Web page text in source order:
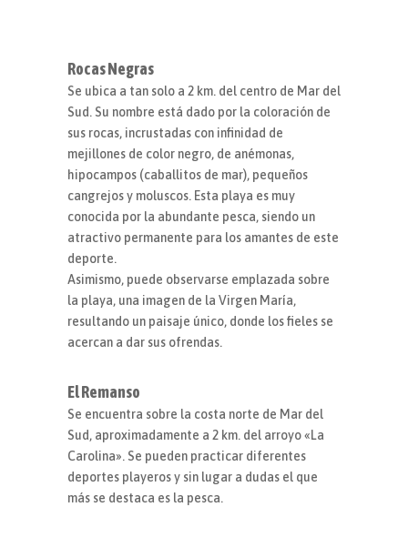
Rocas Negras
Se ubica a tan solo a 2 km. del centro de Mar del
Sud. Su nombre está dado por la coloración de
sus rocas, incrustadas con infinidad de
mejillones de color negro, de anémonas,
hipocampos (caballitos de mar), pequeños
cangrejos y moluscos. Esta playa es muy
conocida por la abundante pesca, siendo un
atractivo permanente para los amantes de este
deporte.
Asimismo, puede observarse emplazada sobre
la playa, una imagen de la Virgen María,
resultando un paisaje único, donde los fieles se
acercan a dar sus ofrendas.
El Remanso
Se encuentra sobre la costa norte de Mar del
Sud, aproximadamente a 2 km. del arroyo «La
Carolina». Se pueden practicar diferentes
deportes playeros y sin lugar a dudas el que
más se destaca es la pesca.